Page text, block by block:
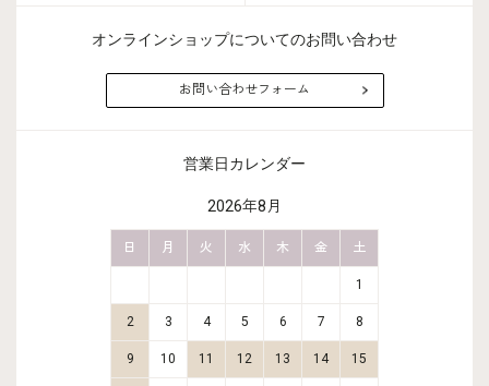
オンラインショップについてのお問い合わせ
お問い合わせフォーム
営業日カレンダー
2026年8月
日 月 火 水 木 金 土
1
2 3 4 5 6 7 8
9 10 11 12 13 14 15